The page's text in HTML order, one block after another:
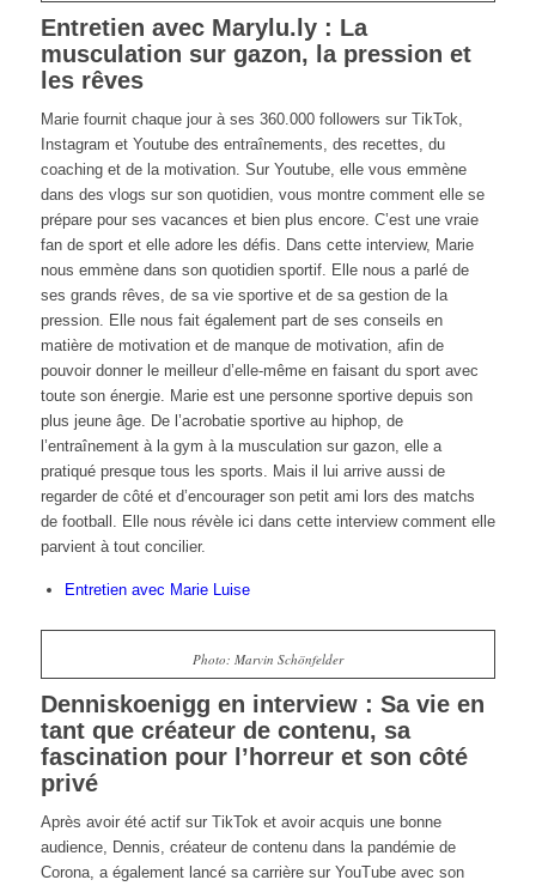
Entretien avec Marylu.ly : La
musculation sur gazon, la pression et
les rêves
Marie fournit chaque jour à ses 360.000 followers sur TikTok,
Instagram et Youtube des entraînements, des recettes, du
coaching et de la motivation. Sur Youtube, elle vous emmène
dans des vlogs sur son quotidien, vous montre comment elle se
prépare pour ses vacances et bien plus encore. C’est une vraie
fan de sport et elle adore les défis. Dans cette interview, Marie
nous emmène dans son quotidien sportif. Elle nous a parlé de
ses grands rêves, de sa vie sportive et de sa gestion de la
pression. Elle nous fait également part de ses conseils en
matière de motivation et de manque de motivation, afin de
pouvoir donner le meilleur d’elle-même en faisant du sport avec
toute son énergie. Marie est une personne sportive depuis son
plus jeune âge. De l’acrobatie sportive au hiphop, de
l’entraînement à la gym à la musculation sur gazon, elle a
pratiqué presque tous les sports. Mais il lui arrive aussi de
regarder de côté et d’encourager son petit ami lors des matchs
de football. Elle nous révèle ici dans cette interview comment elle
parvient à tout concilier.
Entretien avec Marie Luise
Photo: Marvin Schönfelder
Denniskoenigg en interview : Sa vie en
tant que créateur de contenu, sa
fascination pour l’horreur et son côté
privé
Après avoir été actif sur TikTok et avoir acquis une bonne
audience, Dennis, créateur de contenu dans la pandémie de
Corona, a également lancé sa carrière sur YouTube avec son